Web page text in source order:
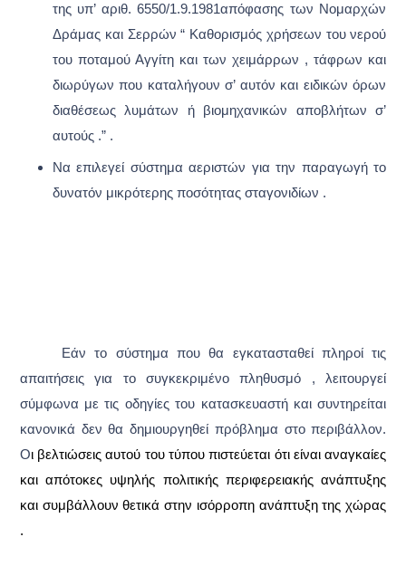
της υπ’ αριθ. 6550/1.9.1981απόφασης των Νομαρχών
Δράμας και Σερρών “ Καθορισμός χρήσεων του νερού
του ποταμού Αγγίτη και των χειμάρρων , τάφρων και
διωρύγων που καταλήγουν σ’ αυτόν και ειδικών όρων
διαθέσεως λυμάτων ή βιομηχανικών αποβλήτων σ’
αυτούς .” .
Να επιλεγεί σύστημα αεριστών για την παραγωγή το
δυνατόν μικρότερης ποσότητας σταγονιδίων .
Εάν το σύστημα που θα εγκατασταθεί πληροί τις
απαιτήσεις για το συγκεκριμένο πληθυσμό , λειτουργεί
σύμφωνα με τις οδηγίες του κατασκευαστή και συντηρείται
κανονικά δεν θα δημιουργηθεί πρόβλημα στο περιβάλλον.
Οι βελτιώσεις αυτού του τύπου πιστεύεται ότι είναι αναγκαίες
και απότοκες υψηλής πολιτικής περιφερειακής ανάπτυξης
και συμβάλλουν θετικά στην ισόρροπη ανάπτυξη της χώρας
.